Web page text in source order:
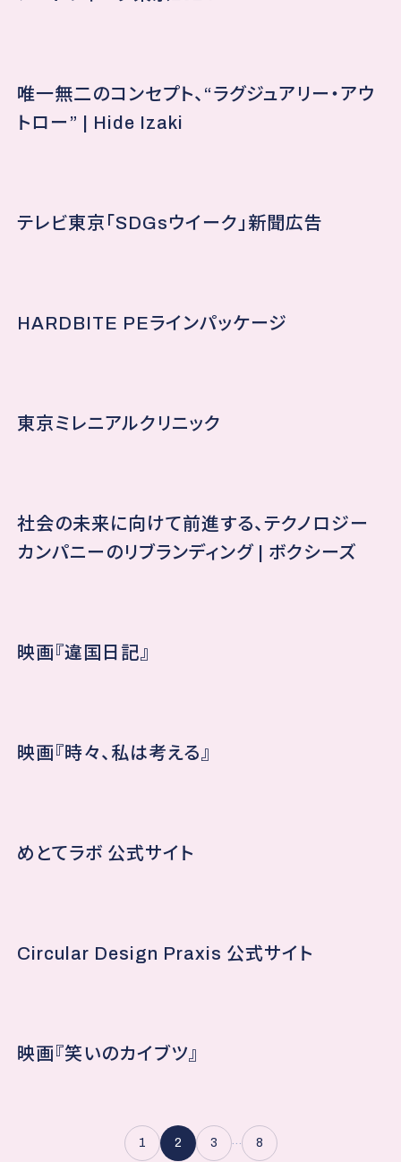
唯一無二のコンセプト、“ラグジュアリー・アウ
トロー” | Hide Izaki
テレビ東京「SDGsウイーク」新聞広告
HARDBITE PEラインパッケージ
東京ミレニアルクリニック
社会の未来に向けて前進する、テクノロジー
カンパニーのリブランディング | ボクシーズ
映画『違国日記』
映画『時々、私は考える』
めとてラボ 公式サイト
Circular Design Praxis 公式サイト
映画『笑いのカイブツ』
1 2 3 … 8